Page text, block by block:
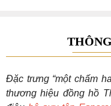
Đặc trưng “một chấm
thương hiệu đồng hồ